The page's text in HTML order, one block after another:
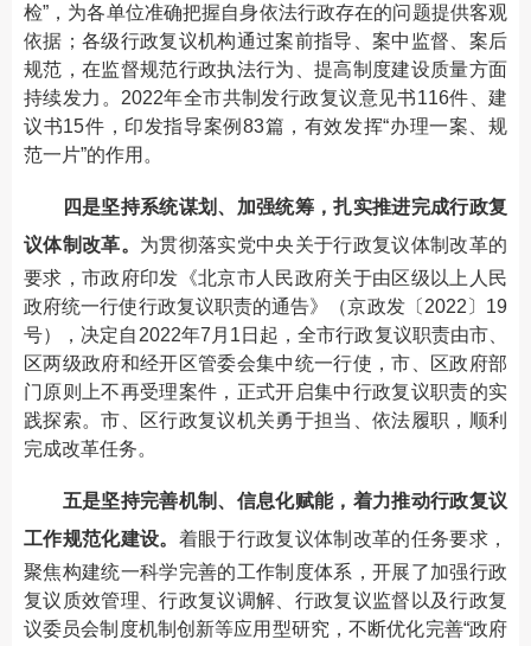
检”，为各单位准确把握自身依法行政存在的问题提供客观
依据；各级行政复议机构通过案前指导、案中监督、案后
规范，在监督规范行政执法行为、提高制度建设质量方面
持续发力。2022年全市共制发行政复议意见书116件、建
议书15件，印发指导案例83篇，有效发挥“办理一案、规
范一片”的作用。
四是坚持系统谋划、加强统筹，扎实推进完成行政复
议体制改革。 为贯彻落实党中央关于行政复议体制改革的
要求，市政府印发《北京市人民政府关于由区级以上人民
政府统一行使行政复议职责的通告》（京政发〔2022〕19
号），决定自2022年7月1日起，全市行政复议职责由市、
区两级政府和经开区管委会集中统一行使，市、区政府部
门原则上不再受理案件，正式开启集中行政复议职责的实
践探索。市、区行政复议机关勇于担当、依法履职，顺利
完成改革任务。
五是坚持完善机制、信息化赋能，着力推动行政复议
工作规范化建设。 着眼于行政复议体制改革的任务要求，
聚焦构建统一科学完善的工作制度体系，开展了加强行政
复议质效管理、行政复议调解、行政复议监督以及行政复
议委员会制度机制创新等应用型研究，不断优化完善“政府